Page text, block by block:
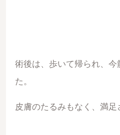
術後は、歩いて帰られ、今
た。
皮膚のたるみもなく、満足